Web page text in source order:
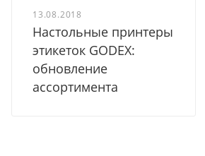
13.08.2018
Настольные принтеры
этикеток GODEX:
обновление
ассортимента